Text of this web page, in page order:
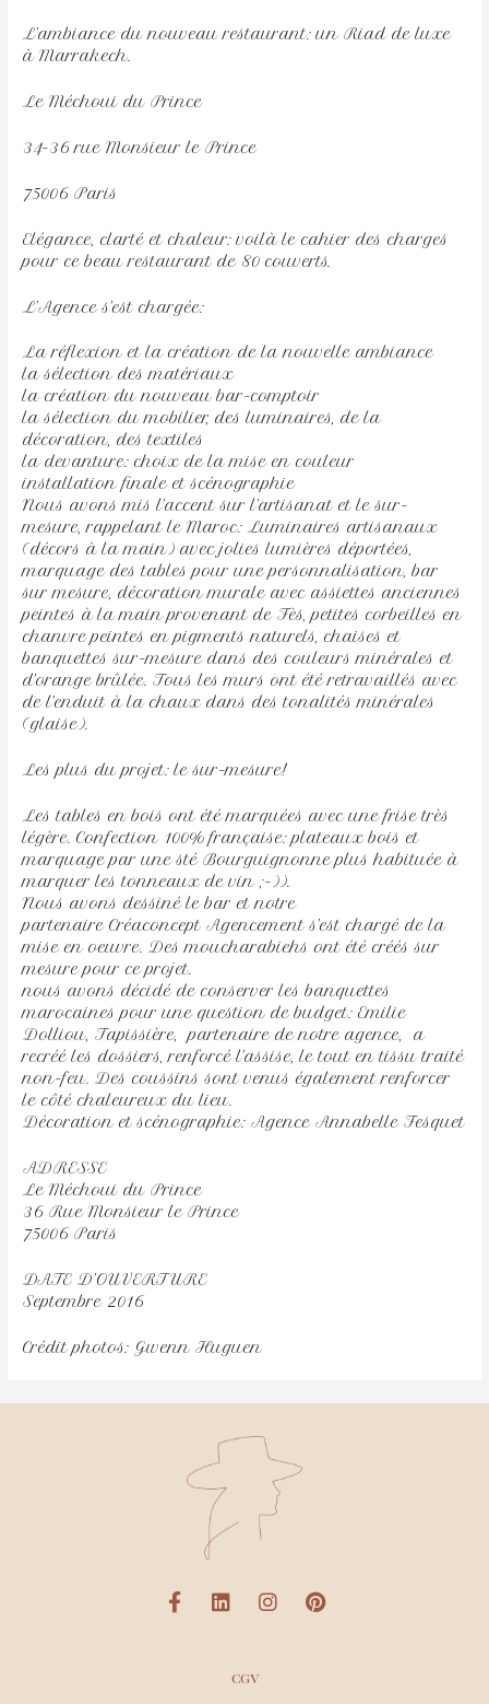
L’ambiance du nouveau restaurant: un Riad de luxe
à Marrakech.
Le Méchoui du Prince
34-36 rue Monsieur le Prince
75006 Paris
Elégance, clarté et chaleur: voilà le cahier des charges
pour ce beau restaurant de 80 couverts.
L’Agence s’est chargée:
La réflexion et la création de la nouvelle ambiance
la sélection des matériaux
la création du nouveau bar-comptoir
la sélection du mobilier, des luminaires, de la
décoration, des textiles
la devanture: choix de la mise en couleur
installation finale et scénographie
Nous avons mis l’accent sur l’artisanat et le sur-
mesure, rappelant le Maroc: Luminaires artisanaux
(décors à la main) avec jolies lumières déportées,
marquage des tables pour une personnalisation, bar
sur mesure, décoration murale avec assiettes anciennes
peintes à la main provenant de Fès, petites corbeilles en
chanvre peintes en pigments naturels, chaises et
banquettes sur-mesure dans des couleurs minérales et
d’orange brûlée. Tous les murs ont été retravaillés avec
de l’enduit à la chaux dans des tonalités minérales
(glaise).
Les plus du projet: le sur-mesure!
Les tables en bois ont été marquées avec une frise très
légère. Confection 100% française: plateaux bois et
marquage par une sté Bourguignonne plus habituée à
marquer les tonneaux de vin ;-)).
Nous avons dessiné le bar et notre
partenaire Créaconcept Agencement s’est chargé de la
mise en oeuvre. Des moucharabiehs ont été créés sur
mesure pour ce projet.
nous avons décidé de conserver les banquettes
marocaines pour une question de budget: Emilie
Dolliou, Tapissière, partenaire de notre agence, a
recréé les dossiers, renforcé l’assise, le tout en tissu traité
non-feu. Des coussins sont venus également renforcer
le côté chaleureux du lieu.
Décoration et scénographie: Agence Annabelle Fesquet
ADRESSE
Le Méchoui du Prince
36 Rue Monsieur le Prince
75006 Paris
DATE D’OUVERTURE
Septembre 2016
Crédit photos: Gwenn Huguen
CGV